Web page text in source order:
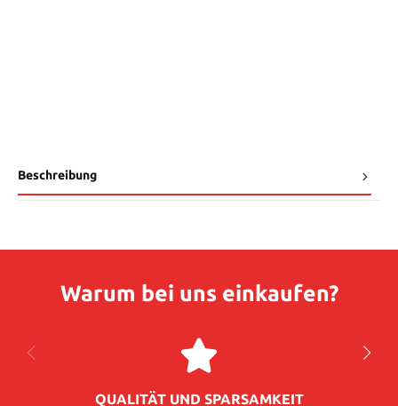
Beschreibung
Warum bei uns einkaufen?
QUALITÄT UND SPARSAMKEIT